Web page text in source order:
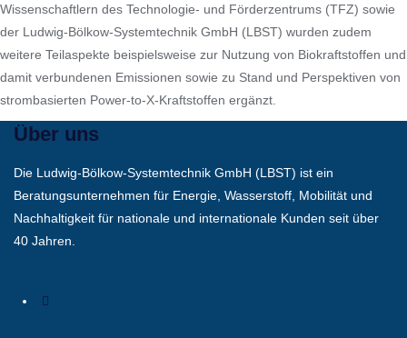
Wissenschaftlern des Technologie- und Förderzentrums (TFZ) sowie
der Ludwig-Bölkow-Systemtechnik GmbH (LBST) wurden zudem
weitere Teilaspekte beispielsweise zur Nutzung von Biokraftstoffen und
damit verbundenen Emissionen sowie zu Stand und Perspektiven von
strombasierten Power-to-X-Kraftstoffen ergänzt.
Über uns
Die Ludwig-Bölkow-Systemtechnik GmbH (LBST) ist ein
Beratungsunternehmen für Energie, Wasserstoff, Mobilität und
Nachhaltigkeit für nationale und internationale Kunden seit über
40 Jahren.